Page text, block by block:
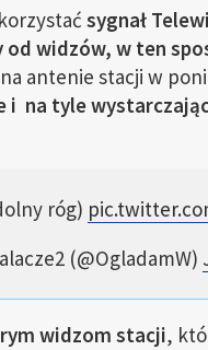
sygnał
widzów, w ten
antenie stacji w
i na tyle
róg)
(@OgladamW)
widzom stacji,